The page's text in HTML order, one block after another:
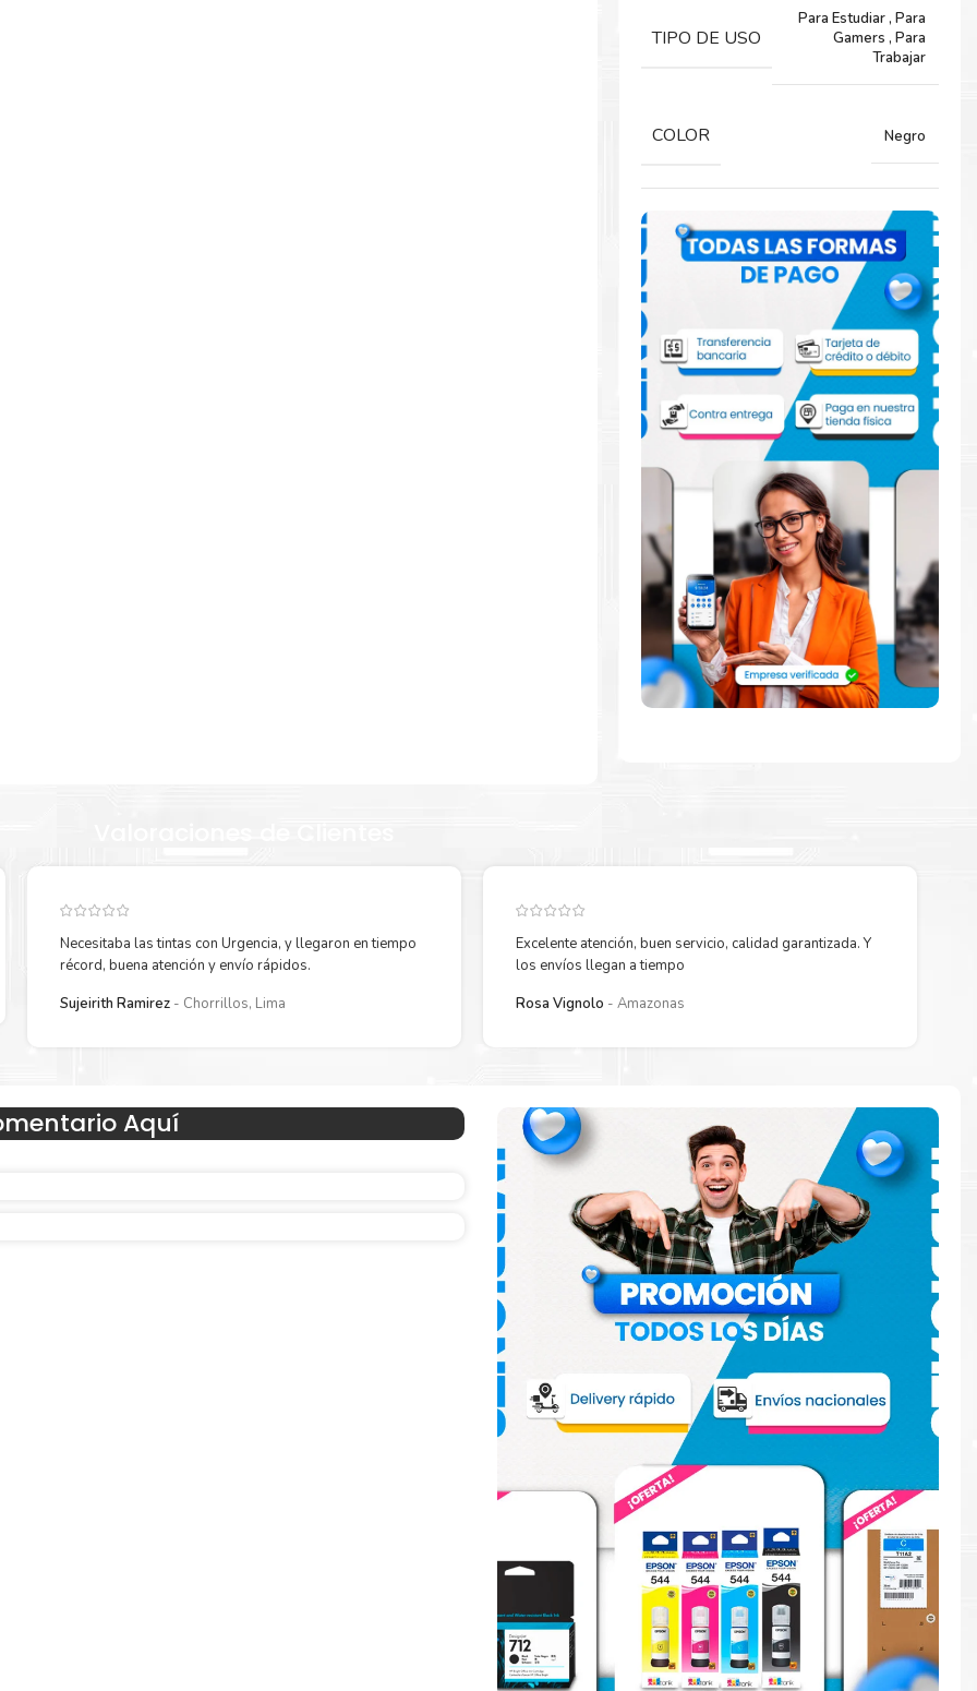
DATOS / POWER DELIVERY 3.0 / DISPLAYPORT 1.4)
TIPO DE USO
Para Estudiar, Para
Gamers , Para
Trabajar
COLOR Negro
Necesitaba las tintas con Urgencia, y llegaron en tiempo
récord, buena atención y envío rápidos.
Sujeirith Ramirez
Chorrillos, Lima
Excelente atención, buen servicio, calidad garantizada. Y
los envíos llegan a tiempo
Rosa Vignolo
Amazonas
Aquí